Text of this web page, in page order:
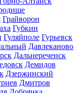
Грайворон
Губкин
Гуляйполе Гурьевск
Давлеканово
Дальнереченск
Демидов
Дзержинский
Дмитров